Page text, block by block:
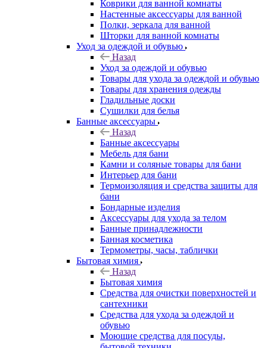
Коврики для ванной комнаты
Настенные аксессуары для ванной
Полки, зеркала для ванной
Шторки для ванной комнаты
Уход за одеждой и обувью
Назад
Уход за одеждой и обувью
Товары для ухода за одеждой и обувью
Товары для хранения одежды
Гладильные доски
Сушилки для белья
Банные аксессуары
Назад
Банные аксессуары
Мебель для бани
Камни и соляные товары для бани
Интерьер для бани
Термоизоляция и средства защиты для
бани
Бондарные изделия
Аксеcсуары для ухода за телом
Банные принадлежности
Банная косметика
Термометры, часы, таблички
Бытовая химия
Назад
Бытовая химия
Средства для очистки поверхностей и
сантехники
Средства для ухода за одеждой и
обувью
Моющие средства для посуды,